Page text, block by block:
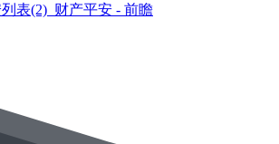
表(2)_财产平安 - 前瞻